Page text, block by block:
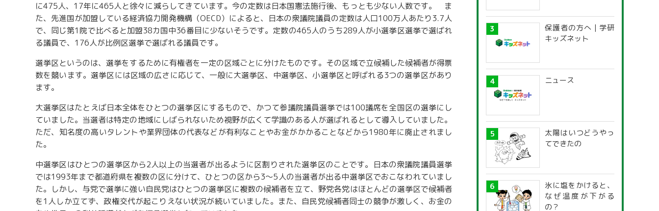
に475人、17年に465人と徐々に減らしてきています。今の定数は日本国憲法施行後、もっとも少ない人数です。 ま
た、先進国が加盟している経済協力開発機構（OECD）によると、日本の衆議院議員の定数は人口100万人あたり3.7人
で、同じ第1院で比べると加盟38カ国中36番目に少ないそうです。定数の465人のうち289人が小選挙区選挙で選ばれ
る議員で、176人が比例区選挙で選ばれる議員です。
選挙区というのは、選挙をするために有権者を一定の区域ごとに分けたものです。その区域で立候補した候補者が得票
数を競います。選挙区には区域の広さに応じて、一般に大選挙区、中選挙区、小選挙区と呼ばれる3つの選挙区があり
ます。
大選挙区はたとえば日本全体をひとつの選挙区にするもので、かつて参議院議員選挙では100議席を全国区の選挙にし
ていました。当選者は特定の地域にしばられないため視野が広くて学識のある人が選ばれるとして導入していました。
ただ、知名度の高いタレントや業界団体の代表などが有利なことやお金がかかることなどから1980年に廃止されまし
た。
中選挙区はひとつの選挙区から2人以上の当選者が出るように区割りされた選挙区のことです。日本の衆議院議員選挙
では1993年まで都道府県を複数の区に分けて、ひとつの区から3～5人の当選者が出る中選挙区でおこなわれていまし
た。しかし、与党で選挙に強い自民党はひとつの選挙区に複数の候補者を立て、野党各党はほとんどの選挙区で候補者
を1人しか立てず、政権交代が起こりえない状況が続いていました。また、自民党候補者同士の競争が激しく、お金の
保護者の方へ | 学研
キッズネット
ニュース
太陽はいつどうやっ
てできたの
氷に塩をかけると、
なぜ温度が下がる
の？